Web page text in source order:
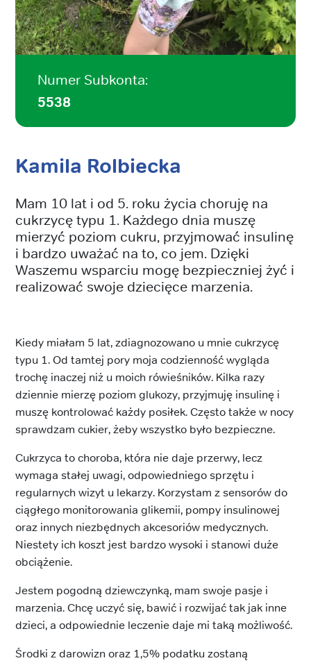
Numer Subkonta:
5538
Kamila Rolbiecka
Mam 10 lat i od 5. roku życia choruję na
cukrzycę typu 1. Każdego dnia muszę
mierzyć poziom cukru, przyjmować insulinę
i bardzo uważać na to, co jem. Dzięki
Waszemu wsparciu mogę bezpieczniej żyć i
realizować swoje dziecięce marzenia.
Kiedy miałam 5 lat, zdiagnozowano u mnie cukrzycę
typu 1. Od tamtej pory moja codzienność wygląda
trochę inaczej niż u moich rówieśników. Kilka razy
dziennie mierzę poziom glukozy, przyjmuję insulinę i
muszę kontrolować każdy posiłek. Często także w nocy
sprawdzam cukier, żeby wszystko było bezpieczne.
Cukrzyca to choroba, która nie daje przerwy, lecz
wymaga stałej uwagi, odpowiedniego sprzętu i
regularnych wizyt u lekarzy. Korzystam z sensorów do
ciągłego monitorowania glikemii, pompy insulinowej
oraz innych niezbędnych akcesoriów medycznych.
Niestety ich koszt jest bardzo wysoki i stanowi duże
obciążenie.
Jestem pogodną dziewczynką, mam swoje pasje i
marzenia. Chcę uczyć się, bawić i rozwijać tak jak inne
dzieci, a odpowiednie leczenie daje mi taką możliwość.
Środki z darowizn oraz 1,5% podatku zostaną